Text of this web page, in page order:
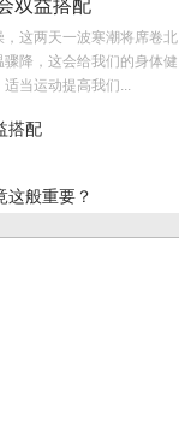
双益搭配
，这两天一波寒潮将席卷北
骤降，这会给我们的身体健
适当运动提高我们...
搭配
这般重要？